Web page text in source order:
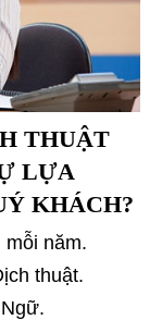
THUẬT
LỰA
KHÁCH?
mỗi năm.
thuật.